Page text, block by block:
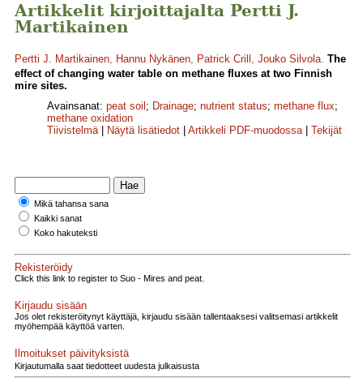
Artikkelit kirjoittajalta Pertti J.
Martikainen
Pertti J. Martikainen, Hannu Nykänen, Patrick Crill , Jouko Silvola. The
effect of changing water table on methane fluxes at two Finnish
mire sites.
Avainsanat: peat soil ; Drainage; nutrient status; methane flux;
methane oxidation
Tiivistelmä| Näytä lisätiedot Artikkeli PDF-muodossa| Tekijät
Mikä tahansa sana
Kaikki sanat
Koko hakuteksti
Rekisteröidy
Click this link to register to Suo - Mires and peat.
Kirjaudu sisään
Jos olet rekisteröitynyt käyttäjä, kirjaudu sisään tallentaaksesi valitsemasi artikkelit
myöhempää käyttöä varten.
Ilmoitukset päivityksistä
Kirjautumalla saat tiedotteet uudesta julkaisusta